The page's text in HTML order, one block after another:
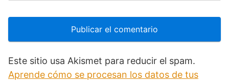
Este sitio usa Akismet para reducir el spam.
Aprende cómo se procesan los datos de tus